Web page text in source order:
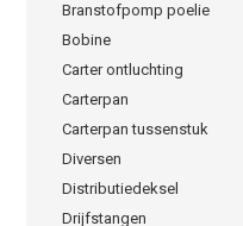
Branstofpomp poelie
Bobine
Carter ontluchting
Carterpan
Carterpan tussenstuk
Diversen
Distributiedeksel
Drijfstangen